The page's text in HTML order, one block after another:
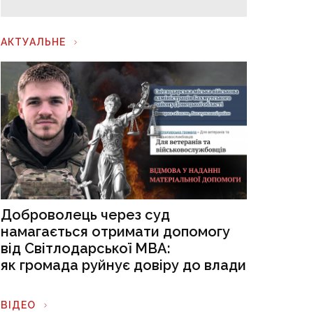
АКТУАЛЬНЕ
Доброволець через суд
намагається отримати допомогу
від Світлодарської МВА:
як громада руйнує довіру до влади
ВІДЕО